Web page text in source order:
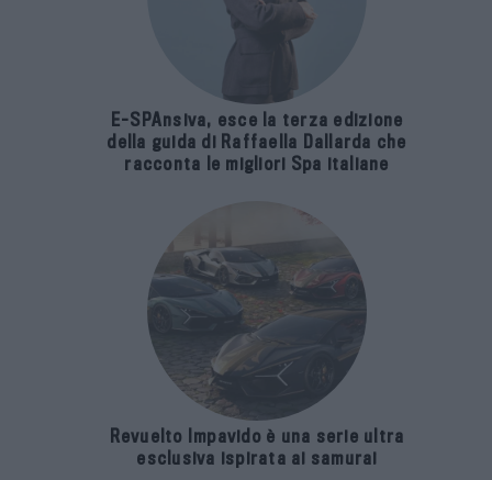
E-SPAnsiva, esce la terza edizione
della guida di Raffaella Dallarda che
racconta le migliori Spa italiane
Revuelto Impavido è una serie ultra
esclusiva ispirata ai samurai